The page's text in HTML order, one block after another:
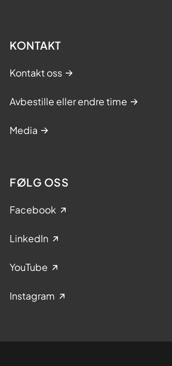
KONTAKT
Kontakt oss
Avbestille eller endre time
Media
FØLG OSS
Facebook
LinkedIn
YouTube
Instagram